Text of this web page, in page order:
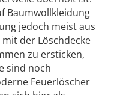
Baumwollkleidung
jedoch meist aus
der Löschdecke
zu ersticken,
sind noch
Feuerlöscher